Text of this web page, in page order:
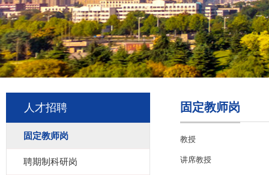
人才招聘
固定教师岗
聘期制科研岗
固定教师岗
教授
讲席教授